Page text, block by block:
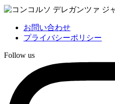
お問い合わせ
プライバシーポリシー
Follow us